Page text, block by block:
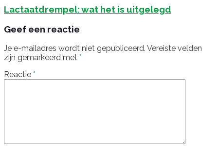
Lactaatdrempel: wat het is uitgelegd
Geef een reactie
Je e-mailadres wordt niet gepubliceerd. Vereiste velden
zijn gemarkeerd met *
Reactie *